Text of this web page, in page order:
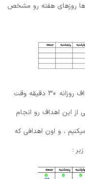
ها روزهای هفته رو مشخص
قرار ما بر این شد که برای هر کدوم از این اهداف روزانه 30 دقیقه وقت
از این اهداف رو انجام
، و اون اهدافی که
: